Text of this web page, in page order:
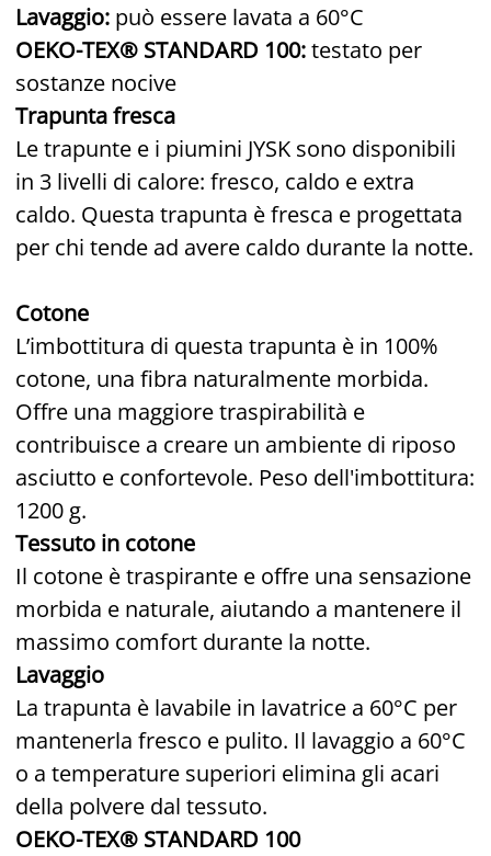
Lavaggio: può essere lavata a 60°C
OEKO-TEX® STANDARD 100:testato per
sostanze nocive
Trapunta fresca
Le trapunte e i piumini JYSK sono disponibili
in 3 livelli di calore: fresco, caldo e extra
caldo. Questa trapunta è fresca e progettata
per chi tende ad avere caldo durante la notte.
Cotone
L’imbottitura di questa trapunta è in 100%
cotone, una fibra naturalmente morbida.
Offre una maggiore traspirabilità e
contribuisce a creare un ambiente di riposo
asciutto e confortevole. Peso dell'imbottitura:
1200 g.
Tessuto in cotone
Il cotone è traspirante e offre una sensazione
morbida e naturale, aiutando a mantenere il
massimo comfort durante la notte.
Lavaggio
La trapunta è lavabile in lavatrice a 60°C per
mantenerla fresco e pulito. Il lavaggio a 60°C
o a temperature superiori elimina gli acari
della polvere dal tessuto.
OEKO-TEX® STANDARD 100